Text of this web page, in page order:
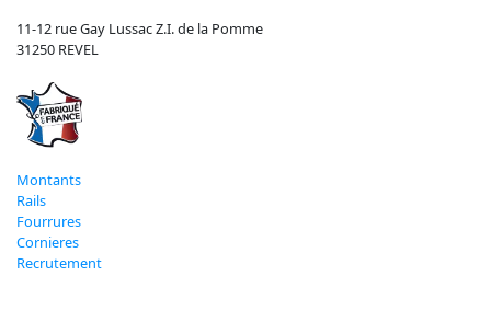
11-12 rue Gay Lussac Z.I. de la Pomme
31250 REVEL
Montants
Rails
Fourrures
Cornieres
Recrutement